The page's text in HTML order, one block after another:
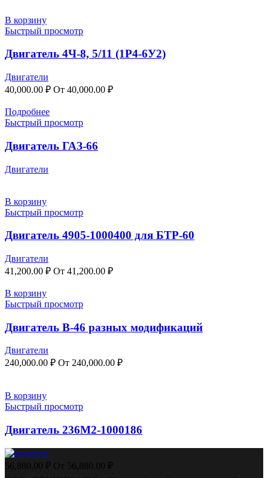
В корзину
Быстрый просмотр
Двигатель 4Ч-8, 5/11 (1Р4-6У2)
Двигатели
40,000.00 ₽ От 40,000.00 ₽
Подробнее
Быстрый просмотр
Двигатель ГАЗ-66
Двигатели
В корзину
Быстрый просмотр
Двигатель 4905-1000400 для БТР-60
Двигатели
41,200.00 ₽ От 41,200.00 ₽
В корзину
Быстрый просмотр
Двигатель В-46 разных модификаций
Двигатели
240,000.00 ₽ От 240,000.00 ₽
В корзину
Быстрый просмотр
Двигатель 236М2-1000186
Двигатели
56,880.00 ₽ От 56,880.00 ₽